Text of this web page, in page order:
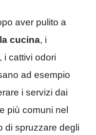
aver pulito a
cucina, i
i cattivi odori
ad esempio
i servizi dai
più comuni nel
di spruzzare degli